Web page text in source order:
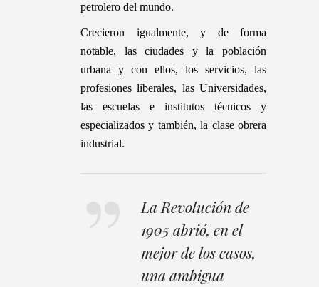
petrolero del mundo.
Crecieron igualmente, y de forma
notable, las ciudades y la población
urbana y con ellos, los servicios, las
profesiones liberales, las Universidades,
las escuelas e institutos técnicos y
especializados y también, la clase obrera
industrial.
La Revolución de
1905 abrió, en el
mejor de los casos,
una ambigua